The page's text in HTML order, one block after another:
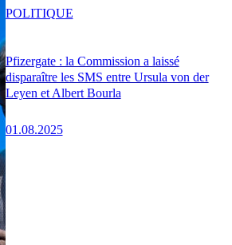
Pfizergate : la Commission a laissé
disparaître les SMS entre Ursula von der
Leyen et Albert Bourla
01.08.2025
POLITIQUE